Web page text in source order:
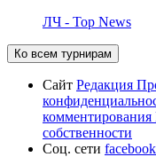
ЛЧ - Top News
Ко всем турнирам
Сайт Редакция
комментирования
собственности
Соц. сети facebook